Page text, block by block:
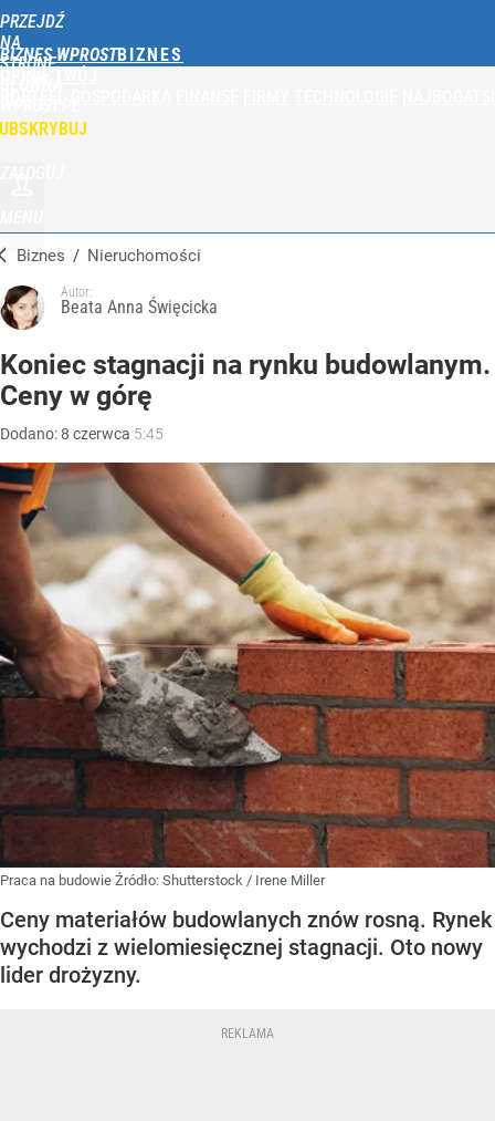
PRZEJDŹ
NA
STRONĘ
BIZNES WPROST
Biznes / Nieruchomości
Autor:
Beata Anna Święcicka
Koniec stagnacji na rynku budowlanym.
Ceny w górę
Dodano:8 czerwca 5:45
Praca na budowie Źródło: Shutterstock / Irene Miller
Ceny materiałów budowlanych znów rosną. Rynek
wychodzi z wielomiesięcznej stagnacji. Oto nowy
lider drożyzny.